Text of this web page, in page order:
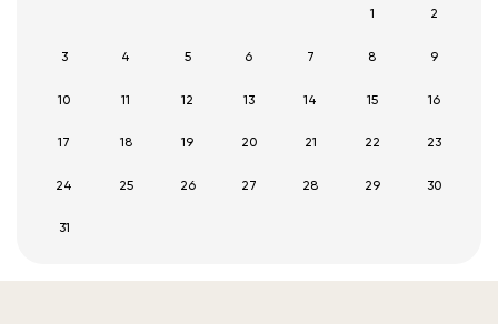
1 2
3 4 5 6 7 8 9
10 11 12 13 14 15 16
17 18 19 20 21 22 23
24 25 26 27 28 29 30
31